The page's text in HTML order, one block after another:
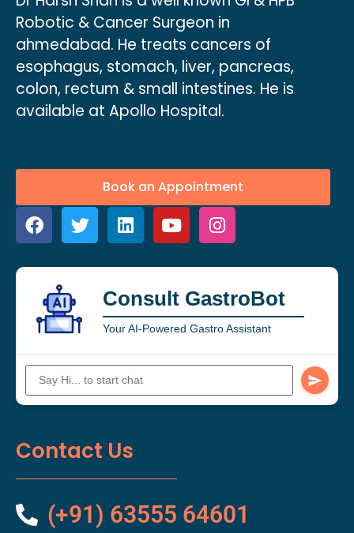
Robotic & Cancer Surgeon in
ahmedabad. He treats cancers of
esophagus, stomach, liver, pancreas,
colon, rectum & small intestines. He is
available at Apollo Hospital.
Book an Appointment
Consult GastroBot
Your AI-Powered Gastro Assistant
Contact Us
(+91) 63555 64601